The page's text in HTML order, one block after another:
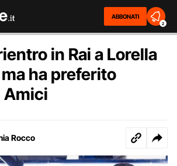
ABBONATI
2
in Rai a Lorella
ha preferito
Amici
Rocco